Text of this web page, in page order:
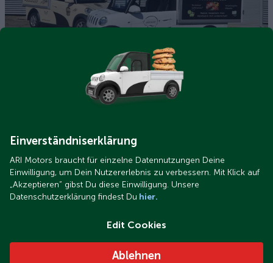
ARI Motors Kühltransporter für Catering- und Lieferdienste:
Alle Fahrzeuge auf einen Blick!
Focus testet Fahrverhalten des kompakten ARI 901
Kastenwagen
Einverständniserklärung
ARI Motors braucht für einzelne Datennutzungen Deine
Einwilligung, um Dein Nutzererlebnis zu verbessern. Mit Klick auf
„Akzeptieren“ gibst Du diese Einwilligung. Unsere
Datenschutzerklärung findest Du hier.
Edit Cookies
Ablehnen